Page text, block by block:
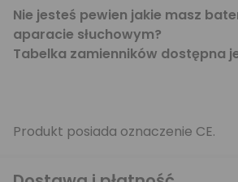
Nie jesteś pewien jakie masz
aparacie słuchowym?
Tabelka zamienników dostępna
Produkt posiada oznaczenie CE.